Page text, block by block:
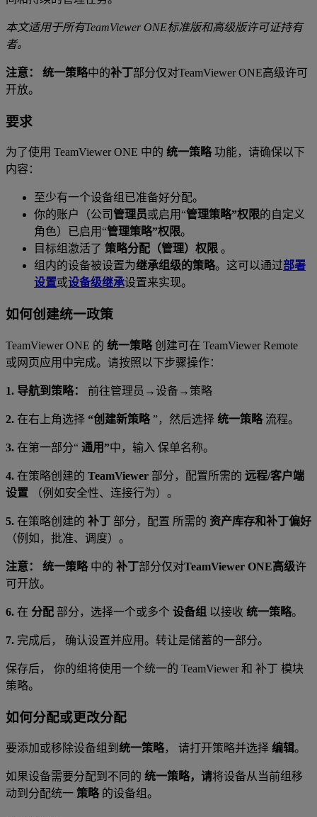
本文适用于所有TeamViewer ONE标准版和高级版许可证持有
者。
注意： 统一策略中的补丁部分仅对TeamViewer ONE高级许可
开放。
要求
为了使用 TeamViewer ONE 中的 统一策略功能，请确保以下
内容：
至少有一个设备组已准备好分配。
你的账户（公司 管理员或启用“管理策略”权限的自定义
角色）已启用“管理策略”权限。
目标组激活了 策略分配（管理）权限 。
组内的设备被设置为继承组级的策略。这可以通过部署
设置或设备级继承设置来实现。
如何创建统一政策
TeamViewer ONE 的 统一策略创建可在 TeamViewer Remote
或网页应用中完成。请按照以下步骤操作：
1. 导航到策略： 前往管理员→设备→策略
2. 在右上角选择 “创建新策略”，然后选择 统一策略 流程。
3. 在第一部分“ 通用”中，输入 保单名称。
4. 在策略创建的 TeamViewer 部分，配置所需的 远程/客户端
设置 （例如安全性、连接行为）。
5. 在策略创建的 补丁 部分，配置 所需的 资产库存和补丁偏好
（例如，批准、调度）。
注意： 统一策略 中的 补丁部分仅对TeamViewer ONE高级许
可开放。
6. 在 分配 部分，选择一个或多个 设备组 以接收 统一策略。
7. 完成后， 确认设置并应用。转让是储蓄的一部分。
保存后， 你的组将使用一个统一的 TeamViewer 和 补丁 模块
策略。
如何分配或更改分配
要添加或移除设备组到 统一策略， 请打开策略并选择 编辑。
如果设备需要分配到不同的 统一策略，请将设备从当前组移
动到分配统一 策略的设备组。